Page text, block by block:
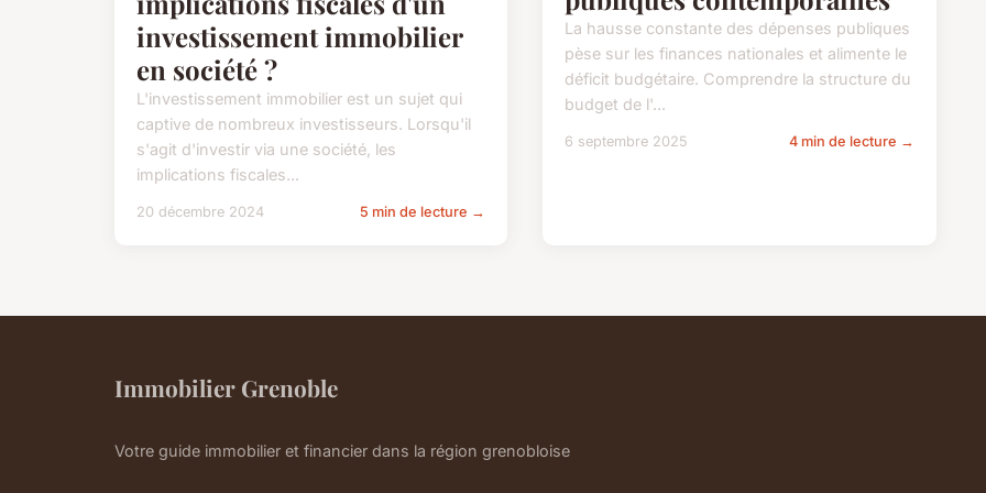
investissement immobilier
en société ?
L'investissement immobilier est un sujet qui
captive de nombreux investisseurs. Lorsqu'il
s'agit d'investir via une société, les
implications fiscales...
20 décembre 2024 5 min de lecture →
La hausse constante des dépenses publiques
pèse sur les finances nationales et alimente le
déficit budgétaire. Comprendre la structure du
budget de l'...
6 septembre 2025 4 min de lecture →
Immobilier Grenoble
Votre guide immobilier et financier dans la région grenobloise